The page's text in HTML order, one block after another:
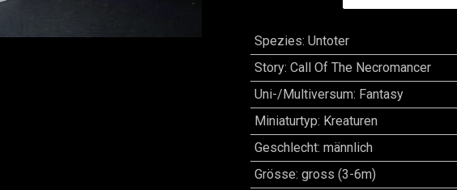
Spezies: Untoter
Story: Call Of The Necromancer
Uni-/Multiversum: Fantasy
Miniaturtyp: Kreaturen
Geschlecht: männlich
Grösse: gross (3-6m)